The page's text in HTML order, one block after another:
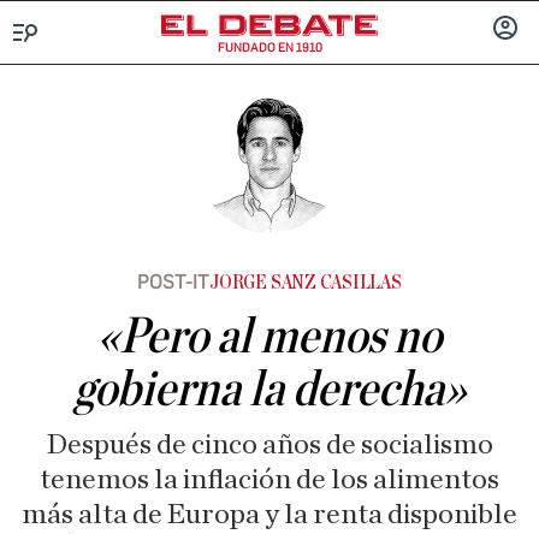
FUNDADO EN 1910
POST-ITJORGE SANZ CASILLAS
«Pero al menos no
gobierna la derecha»
Después de cinco años de socialismo
tenemos la inflación de los alimentos
más alta de Europa y la renta disponible